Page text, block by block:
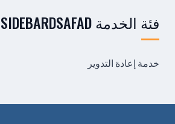
فئة الخدمة SIDEBARDSAFAD
خدمة إعادة التدوير